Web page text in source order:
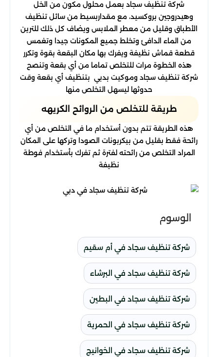
شركة تنظيف سجاد بعمل محلول مكون من الخل
وهيدروجين بروكسيد، مع مقداربسيط من سائل تنظيف
الأطباق وقليل من معطر الملابس ويضاف كل ذلك للترين
من الماء الدافئ وتخلط جميع المكونات جيدا وتغمس
قطعة قماش نظيفة ويفرك بها مكان البقعة بقوة وتكرر
هذه الخطوة مرات للتخلص تماما من أي بقعة وتنصح
شركة تنظيف سجاد وموكيت بدبي بتنظيف أي بقعة وقت
حدوثها ليسهل التخلص منها
طريقة للتخلص من الروائح الكريهه
هذه الطريقة تتم بدون أستخدام ما في التخلص من أي
رائحة فقط بقليل من بيكربونات الصودا وتركها على المكان
المراد التخلص من رائحته لفترة ثم تفرك بأستخدام فوطة
نظيفة
الوسوم
شركة تنظيف سجاد في أم سقيم
شركة تنظيف سجاد في البرشاء
شركة تنظيف سجاد في البطين
شركة تنظيف سجاد في الحمرية
شركة تنظيف سجاد في الخوانيج